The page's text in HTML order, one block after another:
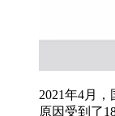
2021年4月
原因受到了